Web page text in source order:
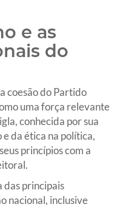
e as
do
coesão do Partido
uma força relevante
conhecida por sua
da ética na política,
princípios com a
das principais
nacional, inclusive